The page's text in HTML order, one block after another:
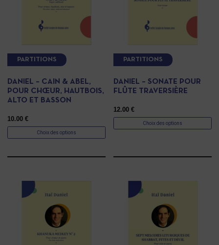
PARTITIONS
DANIEL – CAIN & ABEL,
POUR CHŒUR, HAUTBOIS,
ALTO ET BASSON
10.00 €
Choix des options
PARTITIONS
DANIEL – SONATE POUR
FLÛTE TRAVERSIÈRE
12.00€
Choix des options